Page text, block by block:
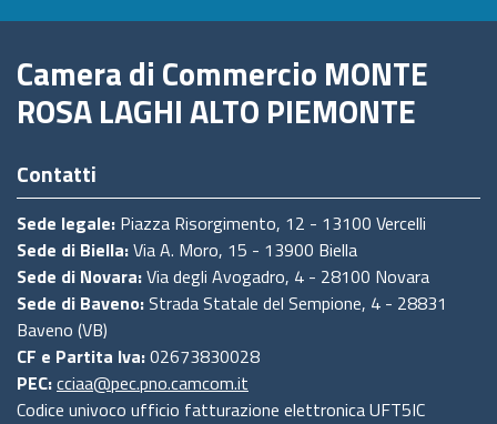
Camera di Commercio MONTE
ROSA LAGHI ALTO PIEMONTE
Contatti
Sede legale: Piazza Risorgimento, 12 - 13100 Vercelli
Sede di Biella:Via A. Moro, 15 - 13900 Biella
Sede di Novara:Via degli Avogadro, 4 - 28100 Novara
Sede di Baveno:Strada Statale del Sempione, 4 - 28831
Baveno (VB)
CF e Partita Iva:02673830028
PEC:cciaa@pec.pno.camcom.it
Codice univoco ufficio fatturazione elettronica UFT5IC